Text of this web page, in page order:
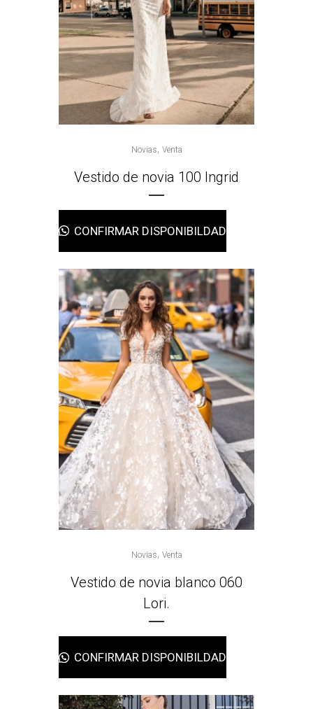
Novias, Venta
Vestido de novia 100 Ingrid
CONFIRMAR DISPONIBILDAD
Novias, Venta
Vestido de novia blanco 060
Lori.
CONFIRMAR DISPONIBILDAD